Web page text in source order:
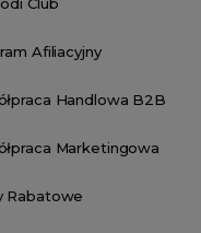
Afiliacyjny
Handlowa B2B
Marketingowa
Rabatowe